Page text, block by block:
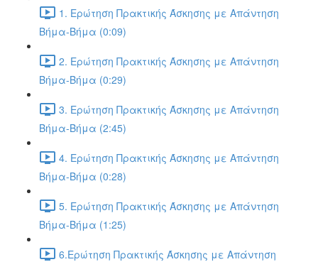
1. Ερώτηση Πρακτικής Άσκησης με Απάντηση
Βήμα-Βήμα (0:09)
2. Ερώτηση Πρακτικής Άσκησης με Απάντηση
Βήμα-Βήμα (0:29)
3. Ερώτηση Πρακτικής Άσκησης με Απάντηση
Βήμα-Βήμα (2:45)
4. Ερώτηση Πρακτικής Άσκησης με Απάντηση
Βήμα-Βήμα (0:28)
5. Ερώτηση Πρακτικής Άσκησης με Απάντηση
Βήμα-Βήμα (1:25)
6.Ερώτηση Πρακτικής Άσκησης με Απάντηση